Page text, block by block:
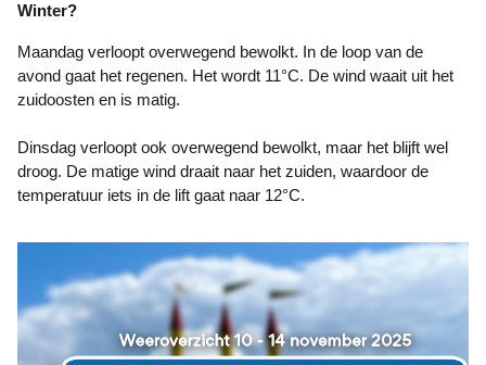
Winter?
Maandag verloopt overwegend bewolkt. In de loop van de
avond gaat het regenen. Het wordt 11°C. De wind waait uit het
zuidoosten en is matig.
Dinsdag verloopt ook overwegend bewolkt, maar het blijft wel
droog. De matige wind draait naar het zuiden, waardoor de
temperatuur iets in de lift gaat naar 12°C.